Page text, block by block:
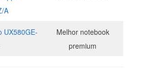
A
UX580GE-
Melhor notebook
premium